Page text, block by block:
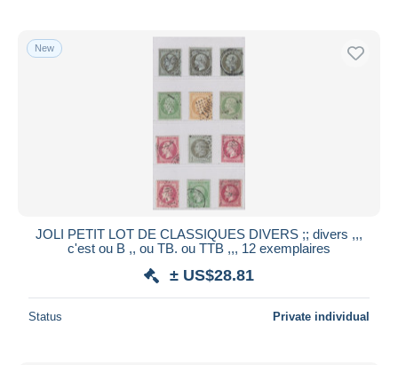
New
JOLI PETIT LOT DE CLASSIQUES DIVERS ;; divers ,,,
c'est ou B ,, ou TB. ou TTB ,,, 12 exemplaires
± US$28.81
Status Private individual